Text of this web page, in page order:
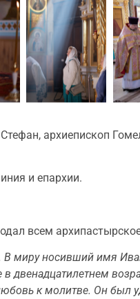
архиепископ
и епархии.
всем
В миру носивший имя
двенадцатилетнем
к молитве. Он был